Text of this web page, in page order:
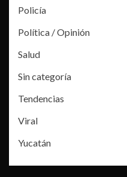
Policía
Política / Opinión
Salud
Sin categoría
Tendencias
Viral
Yucatán